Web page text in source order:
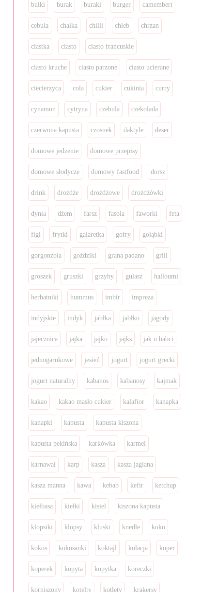
bułki burak buraki burger camembert
cebula chałka chilli chleb chrzan
ciastka ciasto ciasto francuskie
ciasto kruche ciasto parzone ciasto ucierane
ciecierzyca cola cukier cukinia curry
cynamon cytryna czebula czekolada
czerwona kapusta czosnek daktyle deser
domowe jedzenie domowe przepisy
domowe słodycze domowy fastfood dorsz
drink drożdże drożdżowe drożdżówki
dynia dżem farsz fasola faworki feta
figi frytki galaretka gofry gołąbki
gorgonzola goździki grana padano grill
groszek gruszki grzyby gulasz halloumi
herbatniki hummus imbir impreza
indyjskie indyk jabłka jabłko jagody
jajecznica jajka jajko jajks jak u babci
jednogarnkowe jesień jogurt jogurt grecki
jogurt naturalny kabanos kabanosy kajmak
kakao kakao masło cukier kalafior kanapka
kanapki kapusta kapusta kiszona
kapusta pekińska karkówka karmel
karnawał karp kasza kasza jaglana
kasza manna kawa kebab kefir ketchup
kiełbasa kiełki kisiel kiszona kapusta
klopsiki klopsy kluski knedle koko
kokos kokosanki koktajl kolacja koper
koperek kopyta kopytka koreczki
korniszony kotelty kotlety krakersy